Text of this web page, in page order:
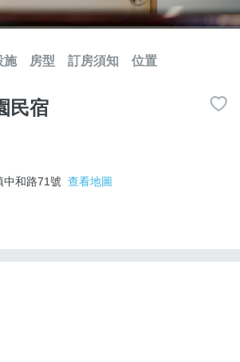
施 房型 訂房須知 位置
民宿
中和路71號 查看地圖